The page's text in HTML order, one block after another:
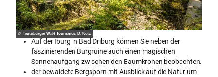
© Teutoburger Wald Tourismus, D. Ketz
Auf der Iburg in Bad Driburg können Sie neben der
faszinierenden Burgruine auch einen magischen
Sonnenaufgang zwischen den Baumkronen beobachten.
der bewaldete Bergsporn mit Ausblick auf die Natur um